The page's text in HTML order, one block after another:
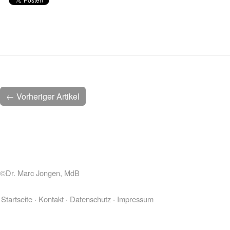
← Vorheriger Artikel
©Dr. Marc Jongen, MdB
Startseite Kontakt Datenschutz Impressum